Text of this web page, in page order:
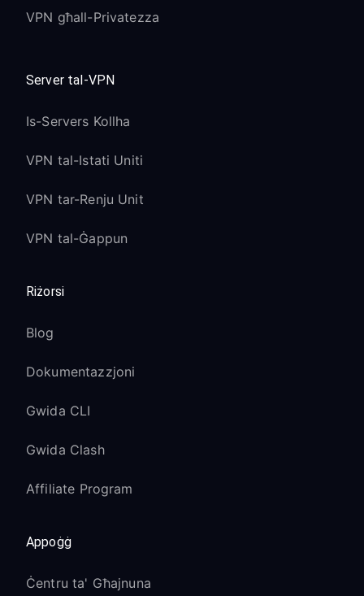
VPN għall-Privatezza
Server tal-VPN
Is-Servers Kollha
VPN tal-Istati Uniti
VPN tar-Renju Unit
VPN tal-Ġappun
Riżorsi
Blog
Dokumentazzjoni
Gwida CLI
Gwida Clash
Affiliate Program
Appoġġ
Ċentru ta' Għajnuna